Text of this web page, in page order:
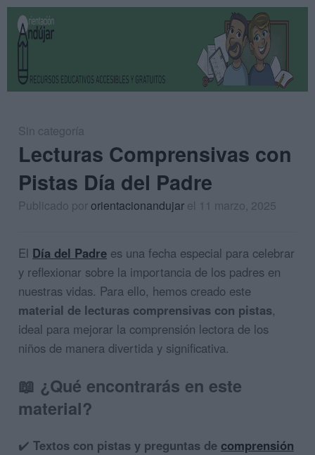
Sin categoría
Lecturas Comprensivas con
Pistas Día del Padre
Publicado pororientacionandujar el 11 marzo, 2025
El Día del Padre es una fecha especial para celebrar
y reflexionar sobre la importancia de los padres en
nuestras vidas. Para ello, hemos creado este
material de lecturas comprensivas con pistas,
ideal para mejorar la comprensión lectora de los
niños de manera divertida y significativa.
📖 ¿Qué encontrarás en este
material?
✔️ Textos con pistas y preguntas de comprensión